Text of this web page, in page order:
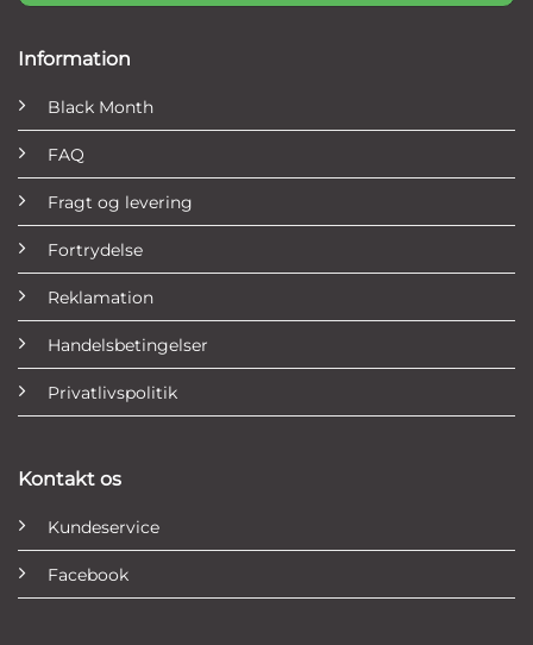
Information
Black Month
FAQ
Fragt og levering
Fortrydelse
Reklamation
Handelsbetingelser
Privatlivspolitik
Kontakt os
Kundeservice
Facebook